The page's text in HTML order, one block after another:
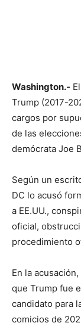
Washington.-
Trump (2017-
cargos por
de las
demócrata Joe
Según un
DC lo acusó
a EE.UU.,
oficial,
procedimiento
En la
que Trump fue
candidato para
comicios de